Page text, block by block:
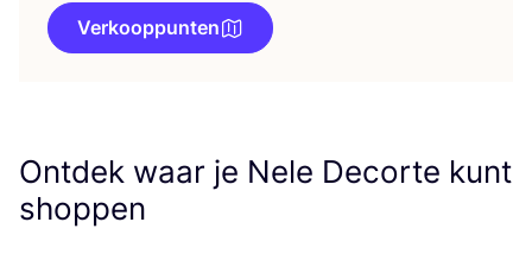
Verkooppunten
Ontdek waar je Nele Decorte kunt
shoppen